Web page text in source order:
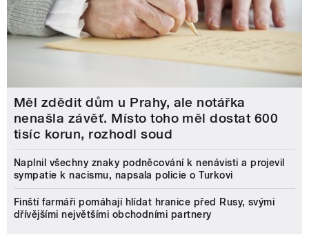
Měl zdědit dům u Prahy, ale notářka
nenašla závěť. Místo toho měl dostat 600
tisíc korun, rozhodl soud
Naplnil všechny znaky podněcování k nenávisti a projevil
sympatie k nacismu, napsala policie o Turkovi
Finští farmáři pomáhají hlídat hranice před Rusy, svými
dřívějšími největšími obchodními partnery